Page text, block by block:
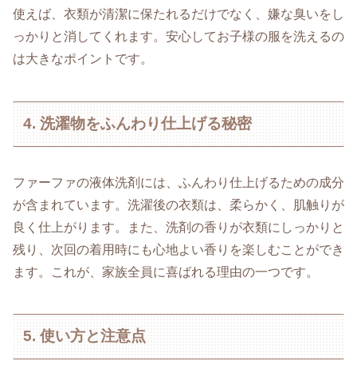
使えば、衣類が清潔に保たれるだけでなく、嫌な臭いをし
っかりと消してくれます。安心してお子様の服を洗えるの
は大きなポイントです。
4. 洗濯物をふんわり仕上げる秘密
ファーファの液体洗剤には、ふんわり仕上げるための成分
が含まれています。洗濯後の衣類は、柔らかく、肌触りが
良く仕上がります。また、洗剤の香りが衣類にしっかりと
残り、次回の着用時にも心地よい香りを楽しむことができ
ます。これが、家族全員に喜ばれる理由の一つです。
5. 使い方と注意点